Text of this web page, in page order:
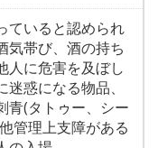
ていると認められ
気帯び、酒の持ち
人に危害を及ぼし
迷惑になる物品、
青(タトゥー、シー
管理上支障がある